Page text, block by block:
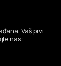
Vaš prvi
nas :